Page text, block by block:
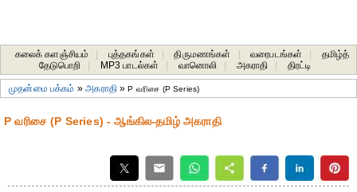
கலைக் களஞ்சியம் புத்தகங்கள் திருமணங்கள் வரைபடங்கள்
தமிழ்த்
தேடுபொறி
MP3 பாடல்கள் வானொலி அகராதி திரட்டி
முதன்மை பக்கம் »அகராதி»P வரிசை (P Series)
P வரிசை (P Series) - ஆங்கில-தமிழ் அகராதி